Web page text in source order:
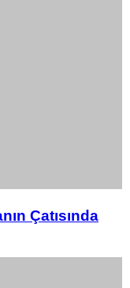
Çatısında